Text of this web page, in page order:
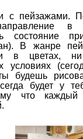
с пейзажами.
в
состояние
В жанре
в цветах, ни
условиях
будешь
будет у
что